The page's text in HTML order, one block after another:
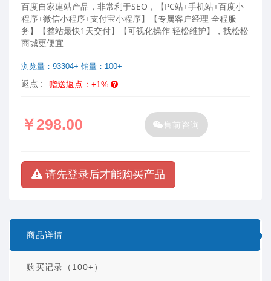
百度自家建站产品，非常利于SEO，【PC站+手机站+百度小
程序+微信小程序+支付宝小程序】【专属客户经理 全程服
务】【整站最快1天交付】【可视化操作 轻松维护】，找松松
商城更便宜
浏览量：93304+ 销量：100+
返点 : 赠送返点：+1%
￥298.00 售前咨询
请先登录后才能购买产品
商品详情
购买记录（100+）